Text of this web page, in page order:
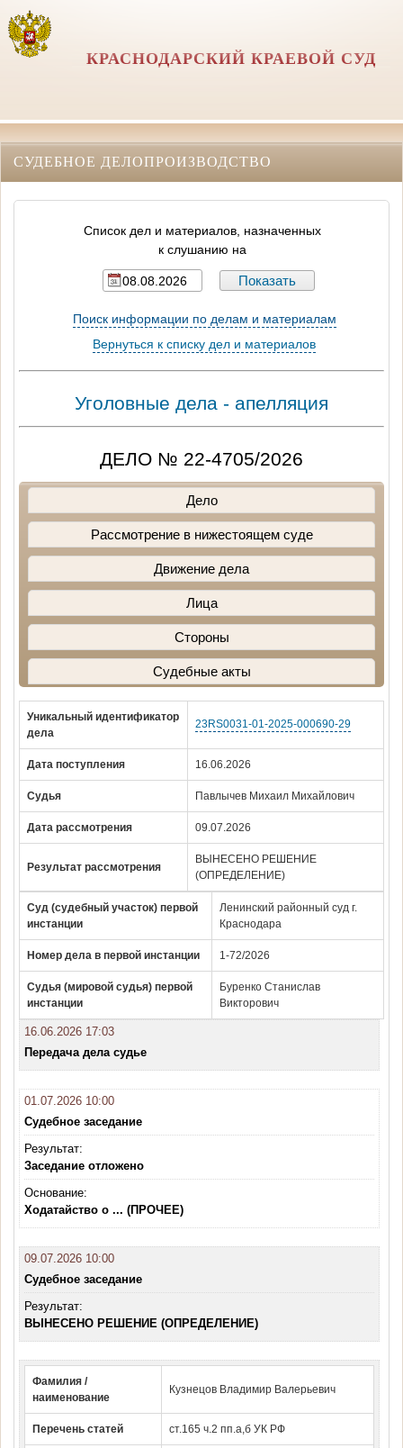
КРАСНОДАРСКИЙ КРАЕВОЙ СУД
СУДЕБНОЕ ДЕЛОПРОИЗВОДСТВО
Список дел и материалов, назначенных
к слушанию на
Поиск информации по делам и материалам
Вернуться к списку дел и материалов
Уголовные дела - апелляция
ДЕЛО № 22-4705/2026
Дело
Рассмотрение в нижестоящем суде
Движение дела
Лица
Стороны
Судебные акты
Уникальный идентификатор
дела
23RS0031-01-2025-000690-29
Дата поступления 16.06.2026
Судья Павлычев Михаил Михайлович
Дата рассмотрения 09.07.2026
Результат рассмотрения
ВЫНЕСЕНО РЕШЕНИЕ
(ОПРЕДЕЛЕНИЕ)
Суд (судебный участок) первой
инстанции
Ленинский районный суд г.
Краснодара
Номер дела в первой инстанции 1-72/2026
Судья (мировой судья) первой
инстанции
Буренко Станислав
Викторович
16.06.2026 17:03
Передача дела судье
01.07.2026 10:00
Судебное заседание
Результат:
Заседание отложено
Основание:
Ходатайство о ... (ПРОЧЕЕ)
09.07.2026 10:00
Судебное заседание
Результат:
ВЫНЕСЕНО РЕШЕНИЕ (ОПРЕДЕЛЕНИЕ)
Фамилия /
наименование
Кузнецов Владимир Валерьевич
Перечень статей ст.165 ч.2 пп.а,б УК РФ